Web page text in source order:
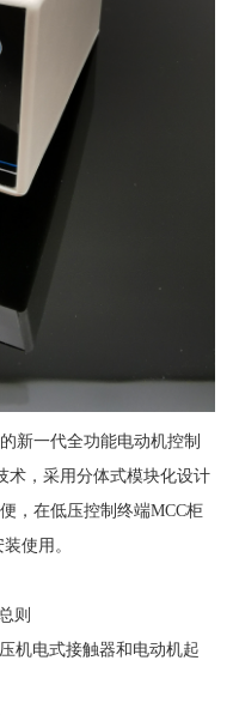
新一代全功能电动机控制
术，采用分体式模块化设计
，在低压控制终端MCC柜
使用。
则
机电式接触器和电动机起